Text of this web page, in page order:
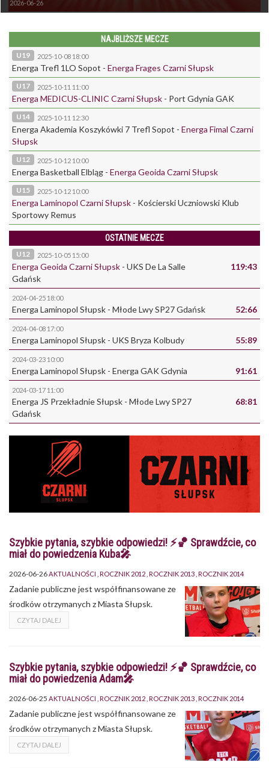
2026-06-26
NAJBLIŻSZE MECZE
U19 2025-10-08 18:00
Energa Trefl 1LO Sopot - Energa Frages Czarni Słupsk
U17 2025-10-11 11:00
Energa MEDICUS-CLINIC Czarni Słupsk - Port Gdynia GAK
U14 2025-10-11 12:30
Energa Akademia Koszykówki 7 Trefl Sopot - Energa Fimal Czarni
Słupsk
U12 2025-10-12 10:00
Energa Basketball Elbląg - Energa Geoida Czarni Słupsk
U15 2025-10-12 10:00
Energa Laminopol Czarni Słupsk - Kościerski Uczniowski Klub
Sportowy Remus
OSTATNIE MECZE
119:43
U12 2025-10-05 15:00
Energa Geoida Czarni Słupsk - UKS De La Salle
Gdańsk
52:66
2024-04-25 18:00
Energa Laminopol Słupsk - Młode Lwy SP27 Gdańsk
55:89
2024-04-08 17:00
Energa Laminopol Słupsk - UKS Bryza Kolbudy
91:61
2024-03-23 10:00
Energa Laminopol Słupsk - Energa GAK Gdynia
68:81
2024-03-17 11:00
Energa JS Przekładnie Słupsk - Młode Lwy SP27
Gdańsk
Szybkie pytania, szybkie odpowiedzi! ⚡🏀 Sprawdźcie, co
miał do powiedzenia Kuba🎤
2026-06-26AKTUALNOŚCI ROCZNIK 2012 ROCZNIK 2013 ROCZNIK 2014
Zadanie publiczne jest współfinansowane ze
środków otrzymanych z Miasta Słupsk.
CZYTAJ DALEJ
Szybkie pytania, szybkie odpowiedzi! ⚡🏀 Sprawdźcie, co
miał do powiedzenia Adam🎤
2026-06-25 AKTUALNOŚCI ROCZNIK 2012 ROCZNIK 2013 ROCZNIK 2014
Zadanie publiczne jest współfinansowane ze
środków otrzymanych z Miasta Słupsk.
CZYTAJ DALEJ